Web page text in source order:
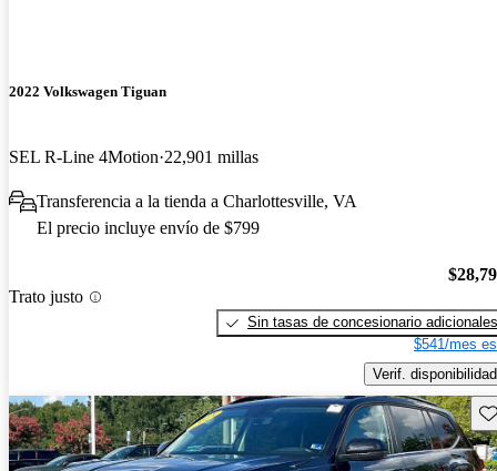
2022 Volkswagen Tiguan
SEL R-Line 4Motion 22,901 millas
Transferencia a la tienda a Charlottesville, VA
El precio incluye envío de $799
Trato justo
Sin tasas de concesionario adicionales
$541/mes
Verif. disponibilidad